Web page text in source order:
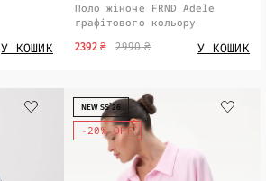
У КОШИК
Поло жіноче FRND Adele
графітового кольору
2990 ₴
2392 ₴ У КОШИК
-20% OFF
NEW SS`26